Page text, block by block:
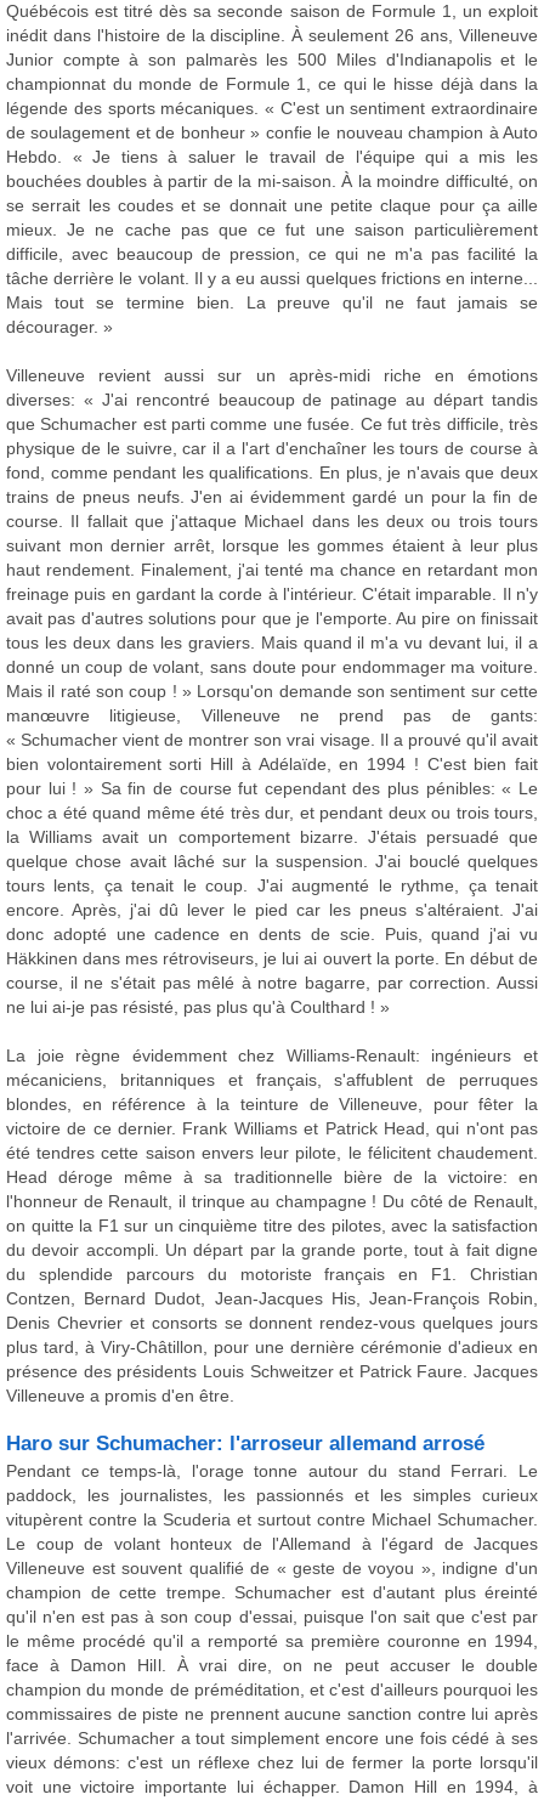
Québécois est titré dès sa seconde saison de Formule 1, un exploit
inédit dans l'histoire de la discipline. À seulement 26 ans, Villeneuve
Junior compte à son palmarès les 500 Miles d'Indianapolis et le
championnat du monde de Formule 1, ce qui le hisse déjà dans la
légende des sports mécaniques. « C'est un sentiment extraordinaire
de soulagement et de bonheur » confie le nouveau champion à Auto
Hebdo. « Je tiens à saluer le travail de l'équipe qui a mis les
bouchées doubles à partir de la mi-saison. À la moindre difficulté, on
se serrait les coudes et se donnait une petite claque pour ça aille
mieux. Je ne cache pas que ce fut une saison particulièrement
difficile, avec beaucoup de pression, ce qui ne m'a pas facilité la
tâche derrière le volant. Il y a eu aussi quelques frictions en interne...
Mais tout se termine bien. La preuve qu'il ne faut jamais se
décourager. »
Villeneuve revient aussi sur un après-midi riche en émotions
diverses: « J'ai rencontré beaucoup de patinage au départ tandis
que Schumacher est parti comme une fusée. Ce fut très difficile, très
physique de le suivre, car il a l'art d'enchaîner les tours de course à
fond, comme pendant les qualifications. En plus, je n'avais que deux
trains de pneus neufs. J'en ai évidemment gardé un pour la fin de
course. Il fallait que j'attaque Michael dans les deux ou trois tours
suivant mon dernier arrêt, lorsque les gommes étaient à leur plus
haut rendement. Finalement, j'ai tenté ma chance en retardant mon
freinage puis en gardant la corde à l'intérieur. C'était imparable. Il n'y
avait pas d'autres solutions pour que je l'emporte. Au pire on finissait
tous les deux dans les graviers. Mais quand il m'a vu devant lui, il a
donné un coup de volant, sans doute pour endommager ma voiture.
Mais il raté son coup ! » Lorsqu'on demande son sentiment sur cette
manœuvre litigieuse, Villeneuve ne prend pas de gants:
« Schumacher vient de montrer son vrai visage. Il a prouvé qu'il avait
bien volontairement sorti Hill à Adélaïde, en 1994 ! C'est bien fait
pour lui ! » Sa fin de course fut cependant des plus pénibles: « Le
choc a été quand même été très dur, et pendant deux ou trois tours,
la Williams avait un comportement bizarre. J'étais persuadé que
quelque chose avait lâché sur la suspension. J'ai bouclé quelques
tours lents, ça tenait le coup. J'ai augmenté le rythme, ça tenait
encore. Après, j'ai dû lever le pied car les pneus s'altéraient. J'ai
donc adopté une cadence en dents de scie. Puis, quand j'ai vu
Häkkinen dans mes rétroviseurs, je lui ai ouvert la porte. En début de
course, il ne s'était pas mêlé à notre bagarre, par correction. Aussi
ne lui ai-je pas résisté, pas plus qu'à Coulthard ! »
La joie règne évidemment chez Williams-Renault: ingénieurs et
mécaniciens, britanniques et français, s'affublent de perruques
blondes, en référence à la teinture de Villeneuve, pour fêter la
victoire de ce dernier. Frank Williams et Patrick Head, qui n'ont pas
été tendres cette saison envers leur pilote, le félicitent chaudement.
Head déroge même à sa traditionnelle bière de la victoire: en
l'honneur de Renault, il trinque au champagne ! Du côté de Renault,
on quitte la F1 sur un cinquième titre des pilotes, avec la satisfaction
du devoir accompli. Un départ par la grande porte, tout à fait digne
du splendide parcours du motoriste français en F1. Christian
Contzen, Bernard Dudot, Jean-Jacques His, Jean-François Robin,
Denis Chevrier et consorts se donnent rendez-vous quelques jours
plus tard, à Viry-Châtillon, pour une dernière cérémonie d'adieux en
présence des présidents Louis Schweitzer et Patrick Faure. Jacques
Villeneuve a promis d'en être.
Haro sur Schumacher: l'arroseur allemand arrosé
Pendant ce temps-là, l'orage tonne autour du stand Ferrari. Le
paddock, les journalistes, les passionnés et les simples curieux
vitupèrent contre la Scuderia et surtout contre Michael Schumacher.
Le coup de volant honteux de l'Allemand à l'égard de Jacques
Villeneuve est souvent qualifié de « geste de voyou », indigne d'un
champion de cette trempe. Schumacher est d'autant plus éreinté
qu'il n'en est pas à son coup d'essai, puisque l'on sait que c'est par
le même procédé qu'il a remporté sa première couronne en 1994,
face à Damon Hill. À vrai dire, on ne peut accuser le double
champion du monde de préméditation, et c'est d'ailleurs pourquoi les
commissaires de piste ne prennent aucune sanction contre lui après
l'arrivée. Schumacher a tout simplement encore une fois cédé à ses
vieux démons: c'est un réflexe chez lui de fermer la porte lorsqu'il
voit une victoire importante lui échapper. Damon Hill en 1994, à